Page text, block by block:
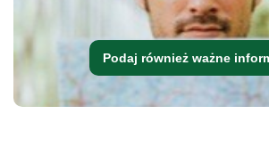
Podaj również ważne